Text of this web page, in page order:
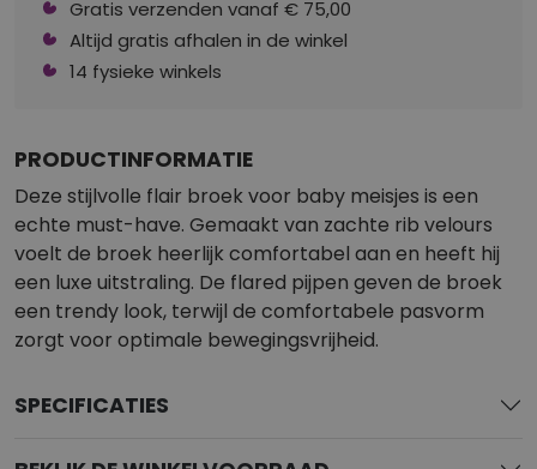
Gratis verzenden vanaf € 75,00
Altijd gratis afhalen in de winkel
14 fysieke winkels
PRODUCTINFORMATIE
Deze stijlvolle flair broek voor baby meisjes is een
echte must-have. Gemaakt van zachte rib velours
voelt de broek heerlijk comfortabel aan en heeft hij
een luxe uitstraling. De flared pijpen geven de broek
een trendy look, terwijl de comfortabele pasvorm
zorgt voor optimale bewegingsvrijheid.
SPECIFICATIES